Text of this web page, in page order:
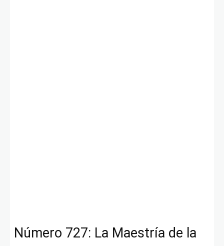
Número 727: La Maestría de la